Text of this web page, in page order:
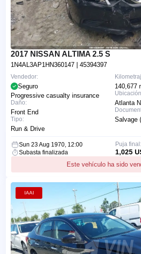
2017 NISSAN ALTIMA 2.5 S
1N4AL3AP1HN360147 | 45394397
140,677
Atlanta
Salvage
Vendedor:
Seguro
Progressive casualty insurance
Daño:
Front End
Tipo:
Run & Drive
Sun 23 Aug 1970, 12:00
Subasta finalizada
Este vehículo ha sido
Puja final:
1,025
IAAI